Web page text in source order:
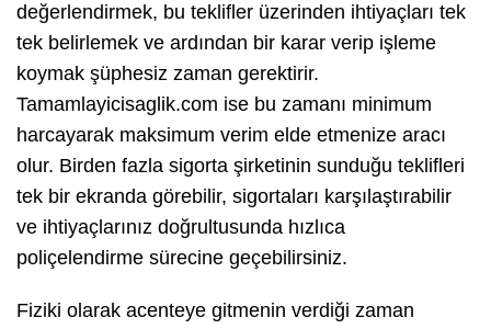
değerlendirmek, bu teklifler üzerinden ihtiyaçları tek
tek belirlemek ve ardından bir karar verip işleme
koymak şüphesiz zaman gerektirir.
Tamamlayicisaglik.com ise bu zamanı minimum
harcayarak maksimum verim elde etmenize aracı
olur. Birden fazla sigorta şirketinin sunduğu teklifleri
tek bir ekranda görebilir, sigortaları karşılaştırabilir
ve ihtiyaçlarınız doğrultusunda hızlıca
poliçelendirme sürecine geçebilirsiniz.
Fiziki olarak acenteye gitmenin verdiği zaman